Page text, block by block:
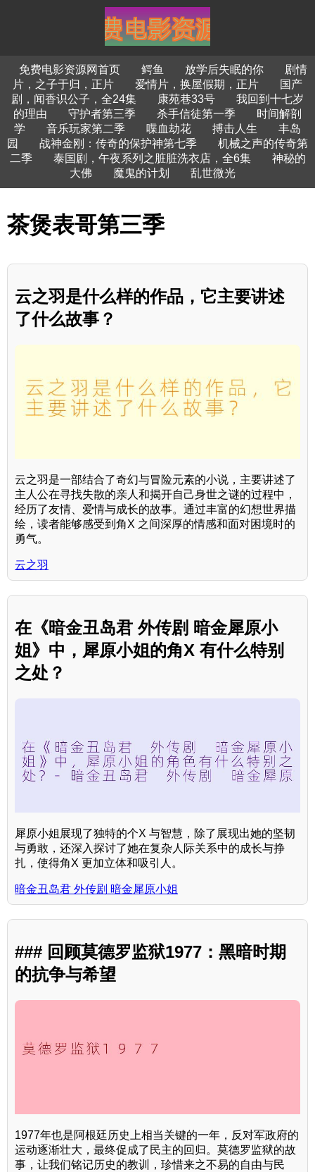
免费电影资源网首页 鳄鱼 放学后失眠的你
剧情
片，之子于归，正片
爱情片，换屋假期，正片
国产
剧，闻香识公子，全24集
康苑巷33号
我回到十七岁
的理由
守护者第三季 杀手信徒第一季
时间解剖
学
音乐玩家第二季 喋血劫花 搏击人生
丰岛
园
战神金刚：传奇的保护神第七季
机械之声的传奇第
二季
泰国剧，午夜系列之脏脏洗衣店，全6集
神秘的
大佛
魔鬼的计划 乱世微光
茶煲表哥第三季
云之羽是什么样的作品，它主要讲述
了什么故事？
云之羽是一部结合了奇幻与冒险元素的小说，主要讲述了
主人公在寻找失散的亲人和揭开自己身世之谜的过程中，
经历了友情、爱情与成长的故事。通过丰富的幻想世界描
绘，读者能够感受到角X 之间深厚的情感和面对困境时的
勇气。
云之羽
在《暗金丑岛君 外传剧 暗金犀原小
姐》中，犀原小姐的角X 有什么特别
之处？
犀原小姐展现了独特的个X 与智慧，除了展现出她的坚韧
与勇敢，还深入探讨了她在复杂人际关系中的成长与挣
扎，使得角X 更加立体和吸引人。
暗金丑岛君 外传剧 暗金犀原小姐
### 回顾莫德罗监狱1977：黑暗时期
的抗争与希望
1977年也是阿根廷历史上相当关键的一年，反对军政府的
运动逐渐壮大，最终促成了民主的回归。莫德罗监狱的故
事，让我们铭记历史的教训，珍惜来之不易的自由与民